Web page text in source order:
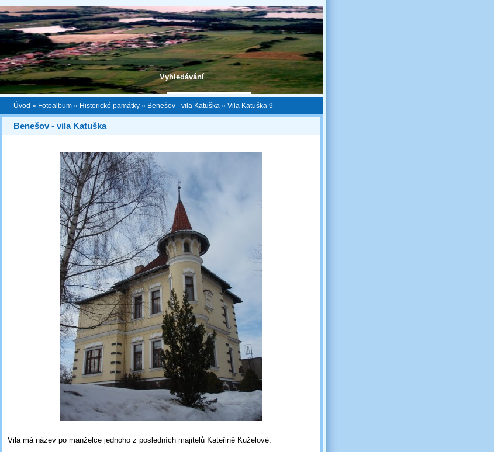
Vyhledávání
Úvod » Fotoalbum » Historické památky » Benešov - vila Katuška » Vila Katuška 9
Benešov - vila Katuška
Vila má název po manželce jednoho z posledních majitelů Kateřině Kuželové.